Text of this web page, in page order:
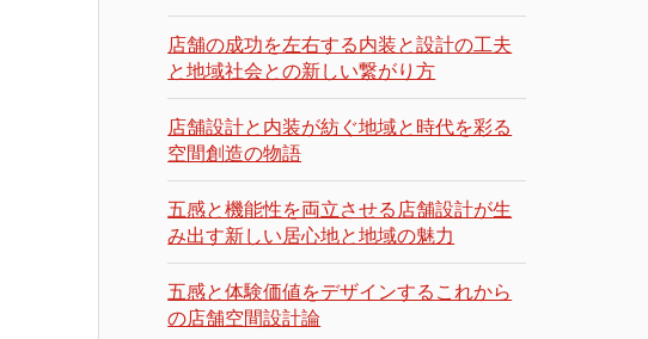
店舗の成功を左右する内装と設計の工夫
と地域社会との新しい繋がり方
店舗設計と内装が紡ぐ地域と時代を彩る
空間創造の物語
五感と機能性を両立させる店舗設計が生
み出す新しい居心地と地域の魅力
五感と体験価値をデザインするこれから
の店舗空間設計論